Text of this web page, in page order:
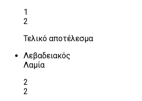
1
2
Τελικό αποτέλεσμα
Λεβαδειακός
Λαμία
2
2